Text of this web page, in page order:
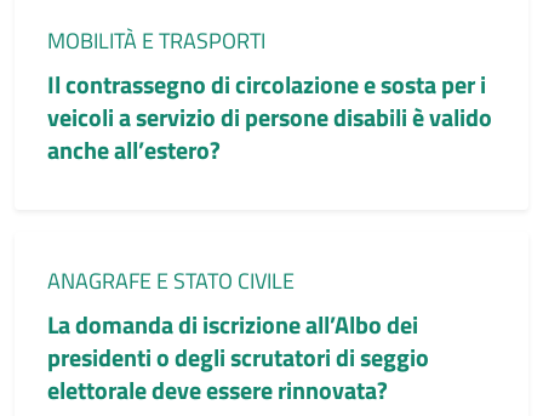
Categoria:
MOBILITÀ E TRASPORTI
Il contrassegno di circolazione e sosta per i
veicoli a servizio di persone disabili è valido
anche all’estero?
Categoria:
ANAGRAFE E STATO CIVILE
La domanda di iscrizione all’Albo dei
presidenti o degli scrutatori di seggio
elettorale deve essere rinnovata?